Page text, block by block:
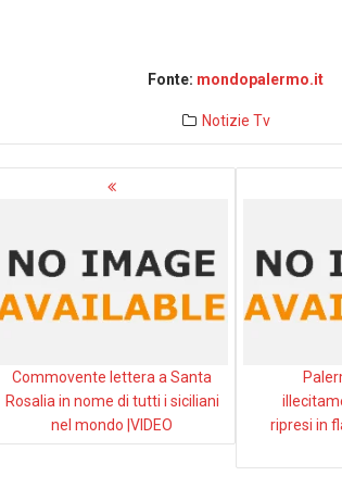
Fonte: mondopalermo.it
Notizie Tv
Commovente lettera a Santa
Rosalia in nome di tutti i siciliani
nel mondo |VIDEO
ripresi in